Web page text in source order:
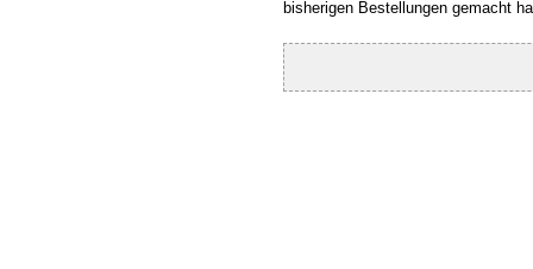
bisherigen Bestellungen gemacht